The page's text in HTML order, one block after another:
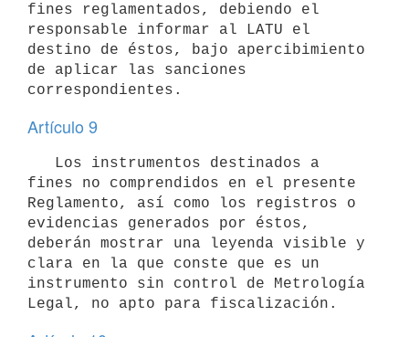
fines reglamentados, debiendo el
responsable informar al LATU el
destino de éstos, bajo apercibimiento
de aplicar las sanciones
Artículo 9
fines no comprendidos en el presente
Reglamento, así como los registros o
evidencias generados por éstos,
deberán mostrar una leyenda visible y
clara en la que conste que es un
instrumento sin control de Metrología